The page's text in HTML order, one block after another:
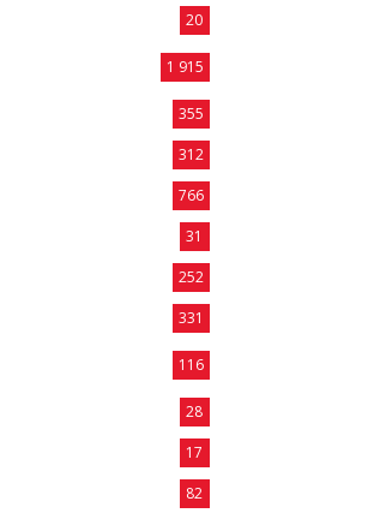
20
1 915
355
312
766
31
252
331
116
28
17
82